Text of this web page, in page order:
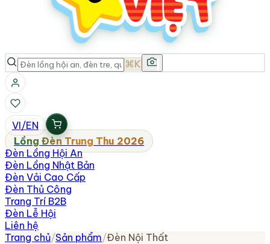
⌘K
VI/EN
Lồng Đèn Trung Thu 2026
Đèn Lồng Hội An
Đèn Lồng Nhật Bản
Đèn Vải Cao Cấp
Đèn Thủ Công
Trang Trí B2B
Đèn Lễ Hội
Liên hệ
Trang chủ/Sản phẩm/Đèn Nội Thất